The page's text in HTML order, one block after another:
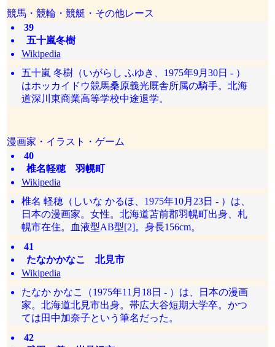
競馬・競輪・競艇・その他レース
39
五十嵐冬樹
Wikipedia
五十嵐 冬樹（いがらし ふゆき、1975年9月30日 - ）
はホッカイドウ競馬桑原義光厩舎所属の騎手。北海
道深川東商業高等学校中途退学。
漫画家・イラスト・ゲーム
40
椎名軽穂 羽幌町
Wikipedia
椎名 軽穂（しいな かるほ、1975年10月23日 - ）は、
日本の漫画家。女性。北海道苫前郡羽幌町出身、札
幌市在住。血液型AB型[2]。身長156cm。
41
たなかかなこ 北見市
Wikipedia
たなか かなこ（1975年11月18日 - ）は、日本の漫画
家。北海道北見市出身。帯広大谷短期大学卒。かつ
ては田中加奈子という筆名だった。
42